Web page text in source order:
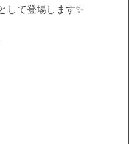
して登場します✨